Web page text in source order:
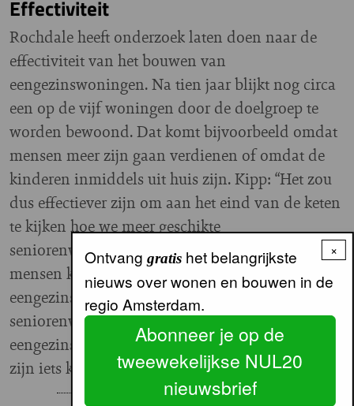
Effectiviteit
Rochdale heeft onderzoek laten doen naar de
effectiviteit van het bouwen van
eengezinswoningen. Na tien jaar blijkt nog circa
een op de vijf woningen door de doelgroep te
worden bewoond. Dat komt bijvoorbeeld omdat
mensen meer zijn gaan verdienen of omdat de
kinderen inmiddels uit huis zijn. Kipp: “Het zou
dus effectiever zijn om aan het eind van de keten
te kijken hoe we meer geschikte
seniorenwoningen kunnen bouwen, zodat
mensen kunnen doorstromen en er
eengezinswoningen vrijkomen. We kunnen meer
seniorenwoningen bouwen dan
eengezinswoningen, want seniorenwoningen
zijn iets kleiner.”
×
Ontvang gratishet belangrijkste
nieuws over wonen en bouwen in de
regio Amsterdam.
Abonneer je op de
tweewekelijkse NUL20
nieuwsbrief